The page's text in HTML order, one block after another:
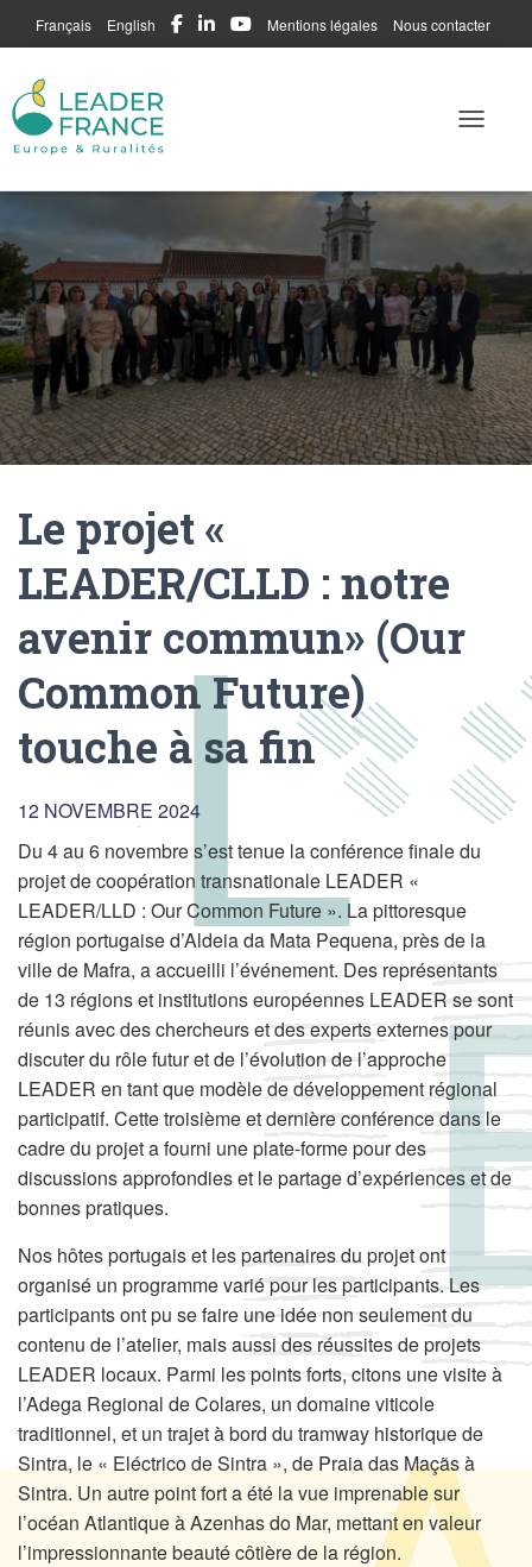
Français English Mentions légales Nous contacter
Le projet «
LEADER/CLLD : notre
avenir commun» (Our
Common Future)
touche à sa fin
12 NOVEMBRE 2024
Du 4 au 6 novembre s’est tenue la conférence finale du
projet de coopération transnationale LEADER «
LEADER/LLD : Our Common Future ». La pittoresque
région portugaise d’Aldeia da Mata Pequena, près de la
ville de Mafra, a accueilli l’événement. Des représentants
de 13 régions et institutions européennes LEADER se sont
réunis avec des chercheurs et des experts externes pour
discuter du rôle futur et de l’évolution de l’approche
LEADER en tant que modèle de développement régional
participatif. Cette troisième et dernière conférence dans le
cadre du projet a fourni une plate-forme pour des
discussions approfondies et le partage d’expériences et de
bonnes pratiques.
Nos hôtes portugais et les partenaires du projet ont
organisé un programme varié pour les participants. Les
participants ont pu se faire une idée non seulement du
contenu de l’atelier, mais aussi des réussites de projets
LEADER locaux. Parmi les points forts, citons une visite à
l’Adega Regional de Colares, un domaine viticole
traditionnel, et un trajet à bord du tramway historique de
Sintra, le « Eléctrico de Sintra », de Praia das Maçãs à
Sintra. Un autre point fort a été la vue imprenable sur
l’océan Atlantique à Azenhas do Mar, mettant en valeur
l’impressionnante beauté côtière de la région.